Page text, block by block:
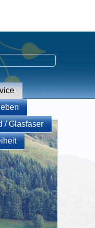
/ Glasfaser